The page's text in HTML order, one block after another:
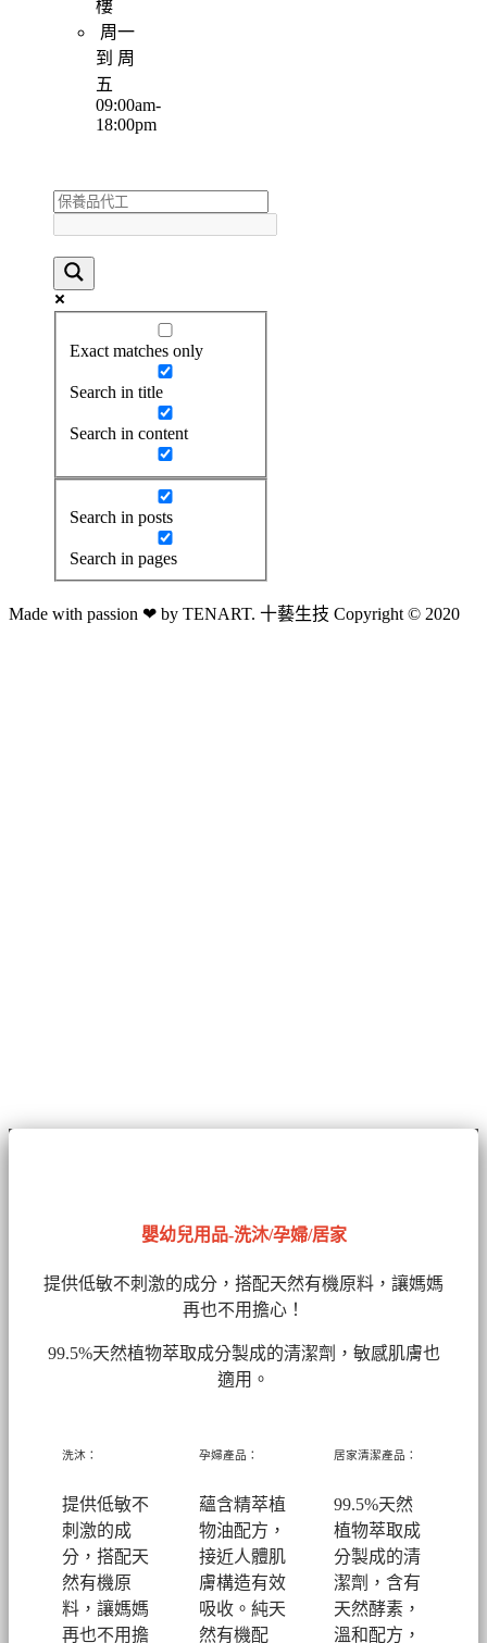
樓
周一
到 周
五
09:00am-
18:00pm
Exact matches only
Search in title
Search in content
Search in posts
Search in pages
Made with passion ❤ by TENART. 十藝生技 Copyright © 2020
嬰幼兒用品-洗沐/孕婦/居家
提供低敏不刺激的成分，搭配天然有機原料，讓媽媽
再也不用擔心！
99.5%天然植物萃取成分製成的清潔劑 ，敏感肌膚也
適用。
洗沐：
提供低敏不
刺激的成
分，搭配天
然有機原
料，讓媽媽
再也不用擔
孕婦產品：
蘊含精萃植
物油配方，
接近人體肌
膚構造有效
吸收。純天
然有機配
居家清潔產品：
99.5%天然
植物萃取成
分製成的清
潔劑， 含有
天然酵素，
溫和配方，